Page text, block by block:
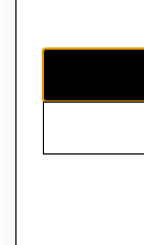
propiedad de